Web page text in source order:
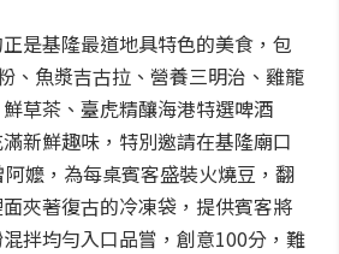
是基隆最道地具特色的美食，包
、魚漿吉古拉、營養三明治、雞籠
草茶、臺虎精釀海港特選啤酒
新鮮趣味，特別邀請在基隆廟口
嬤，為每桌賓客盛裝火燒豆，翻
夾著復古的冷凍袋，提供賓客將
拌均勻入口品嘗，創意100分，難